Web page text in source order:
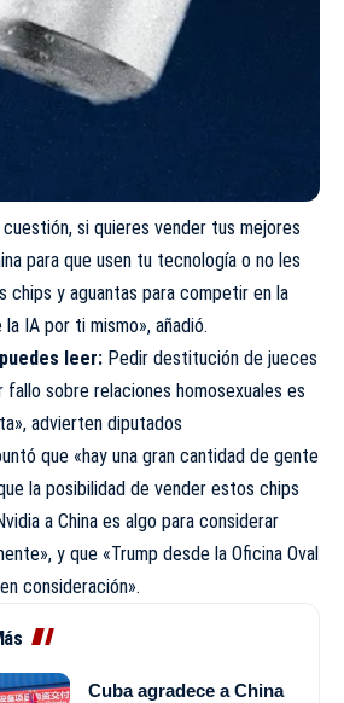
cuestión, si quieres vender tus mejores
para que usen tu tecnología o no les
chips y aguantas para competir en la
IA por ti mismo», añadió.
leer: Pedir destitución de jueces
fallo sobre relaciones homosexuales es
advierten diputados
que «hay una gran cantidad de gente
la posibilidad de vender estos chips
a China es algo para considerar
y que «Trump desde la Oficina Oval
consideración».
Cuba agradece a China